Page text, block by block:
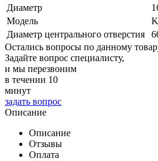
Диаметр
Модель
Диаметр центрального отверстия
Остались вопросы по данному
Задайте вопрос специалисту,
и мы перезвоним
в течении 10
минут
задать вопрос
Описание
Описание
Отзывы
Оплата